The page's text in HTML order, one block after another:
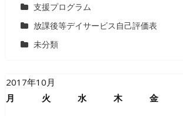
支援プログラム
放課後等デイサービス自己評価表
未分類
2017年10月
月
火 水 木 金